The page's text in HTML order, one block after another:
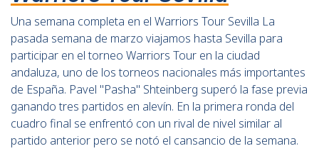
Una semana completa en el Warriors Tour Sevilla La
pasada semana de marzo viajamos hasta Sevilla para
participar en el torneo Warriors Tour en la ciudad
andaluza, uno de los torneos nacionales más importantes
de España. Pavel "Pasha" Shteinberg superó la fase previa
ganando tres partidos en alevín. En la primera ronda del
cuadro final se enfrentó con un rival de nivel similar al
partido anterior pero se notó el cansancio de la semana.